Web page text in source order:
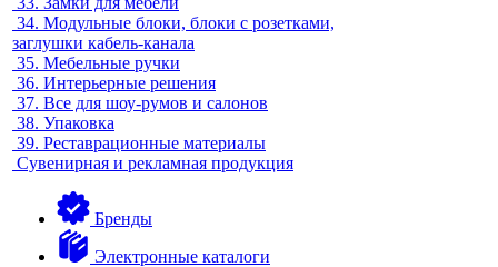
34. Модульные блоки, блоки с розетками,
заглушки кабель-канала
35. Мебельные ручки
36. Интерьерные решения
37. Все для шоу-румов и салонов
38. Упаковка
39. Реставрационные материалы
Сувенирная и рекламная продукция
Бренды
Электронные каталоги